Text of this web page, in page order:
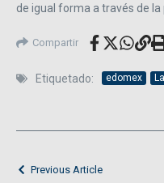
de igual forma a través de la
Compartir
Etiquetado: edomex
Previous Article